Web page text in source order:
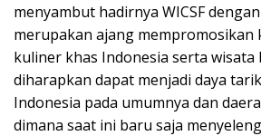
menyambut hadirnya WICSF
merupakan ajang mempromosikan
kuliner khas Indonesia serta wisata
diharapkan dapat menjadi daya
Indonesia pada umumnya dan
dimana saat ini baru saja